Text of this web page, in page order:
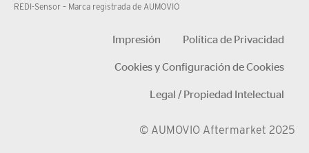
REDI-Sensor – Marca registrada de AUMOVIO
Impresión
Política de Privacidad
Cookies y Configuración de Cookies
Legal / Propiedad Intelectual
© AUMOVIO Aftermarket 2025